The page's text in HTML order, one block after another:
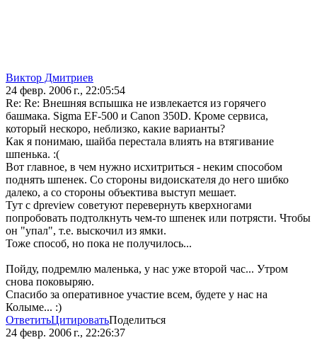
Виктор Дмитриев
24 февр. 2006 г., 22:05:54
Re: Re: Внешняя вспышка не извлекается из горячего
башмака. Sigma EF-500 и Canon 350D. Кроме сервиса,
который нескоро, неблизко, какие варианты?
Как я понимаю, шайба перестала влиять на втягивание
шпенька. :(
Вот главное, в чем нужно исхитриться - неким способом
поднять шпенек. Со стороны видоискателя до него шибко
далеко, а со стороны объектива выступ мешает.
Тут с dpreview советуют перевернуть кверхногами
попробовать подтолкнуть чем-то шпенек или потрясти. Чтобы
он "упал", т.е. выскочил из ямки.
Тоже способ, но пока не получилось...
Пойду, подремлю маленька, у нас уже второй час... Утром
снова поковыряю.
Спасибо за оперативное участие всем, будете у нас на
Колыме... :)
ОтветитьЦитироватьПоделиться
24 февр. 2006 г., 22:26:37